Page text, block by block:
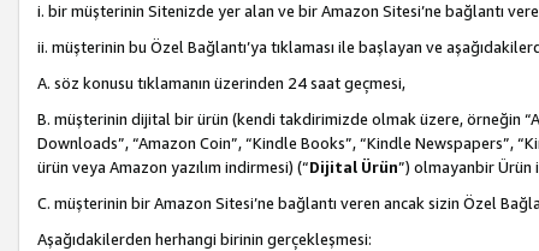
i. bir müşterinin Sitenizde yer alan ve bir Amazon Sitesi’ne bağlantı
ii. müşterinin bu Özel Bağlantı’ya tıklaması ile başlayan ve
A. söz konusu tıklamanın üzerinden 24 saat geçmesi,
B. müşterinin dijital bir ürün (kendi takdirimizde olmak üzere, örneğin
Downloads”, “Amazon Coin”, “Kindle Books”, “Kindle Newspapers”,
ürün veya Amazon yazılım indirmesi) (“Dijital Ürün”) olmayanbir Ürün
C. müşterinin bir Amazon Sitesi’ne bağlantı veren ancak sizin Özel
Aşağıdakilerden herhangi birinin gerçekleşmesi: